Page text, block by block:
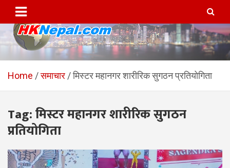
content
HKNepal.com – हङकङबाट
सञ्चालित पहिलो नेपाली अनलाईन
पत्रिका
hknepal, hknepal.com, hk nepal, hk nepal com
Home समाचार मिस्टर महानगर शारीरिक सुगठन प्रतियोगिता
Tag:मिस्टर महानगर शारीरिक सुगठन
प्रतियोगिता